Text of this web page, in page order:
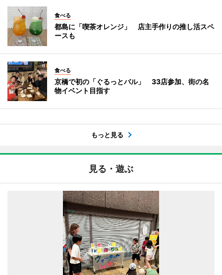
食べる
都島に「喫茶オレンジ」 店主手作りの推し活スペ
ースも
食べる
京橋で初の「ぐるっとバル」 33店参加、街の名
物イベント目指す
もっと見る
見る・遊ぶ